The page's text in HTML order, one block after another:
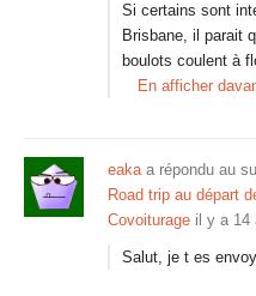
Si certains sont
Brisbane, il parait
boulots coulent à
En afficher
eakaa répondu au
Road trip au départ
Covoiturage il y a 14
Salut, je t es